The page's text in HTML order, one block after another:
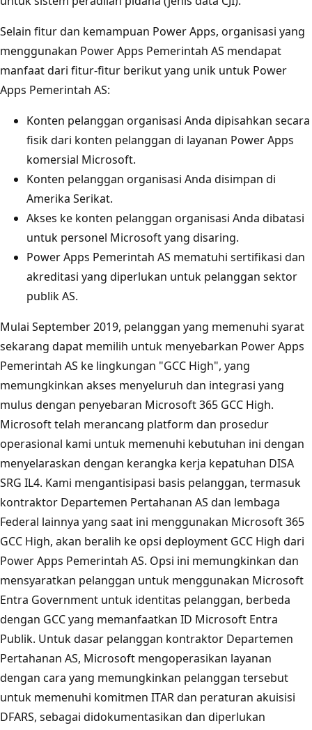
Selain fitur dan kemampuan Power Apps, organisasi yang
menggunakan Power Apps Pemerintah AS mendapat
manfaat dari fitur-fitur berikut yang unik untuk Power
Apps Pemerintah AS:
Konten pelanggan organisasi Anda dipisahkan secara
fisik dari konten pelanggan di layanan Power Apps
komersial Microsoft.
Konten pelanggan organisasi Anda disimpan di
Amerika Serikat.
Akses ke konten pelanggan organisasi Anda dibatasi
untuk personel Microsoft yang disaring.
Power Apps Pemerintah AS mematuhi sertifikasi dan
akreditasi yang diperlukan untuk pelanggan sektor
publik AS.
Mulai September 2019, pelanggan yang memenuhi syarat
sekarang dapat memilih untuk menyebarkan Power Apps
Pemerintah AS ke lingkungan "GCC High", yang
memungkinkan akses menyeluruh dan integrasi yang
mulus dengan penyebaran Microsoft 365 GCC High.
Microsoft telah merancang platform dan prosedur
operasional kami untuk memenuhi kebutuhan ini dengan
menyelaraskan dengan kerangka kerja kepatuhan DISA
SRG IL4. Kami mengantisipasi basis pelanggan, termasuk
kontraktor Departemen Pertahanan AS dan lembaga
Federal lainnya yang saat ini menggunakan Microsoft 365
GCC High, akan beralih ke opsi deployment GCC High dari
Power Apps Pemerintah AS. Opsi ini memungkinkan dan
mensyaratkan pelanggan untuk menggunakan Microsoft
Entra Government untuk identitas pelanggan, berbeda
dengan GCC yang memanfaatkan ID Microsoft Entra
Publik. Untuk dasar pelanggan kontraktor Departemen
Pertahanan AS, Microsoft mengoperasikan layanan
dengan cara yang memungkinkan pelanggan tersebut
untuk memenuhi komitmen ITAR dan peraturan akuisisi
DFARS, sebagai didokumentasikan dan diperlukan